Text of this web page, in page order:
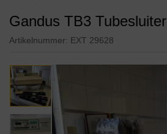
Gandus TB3 Tubesluiter
Artikelnummer: EXT 29628